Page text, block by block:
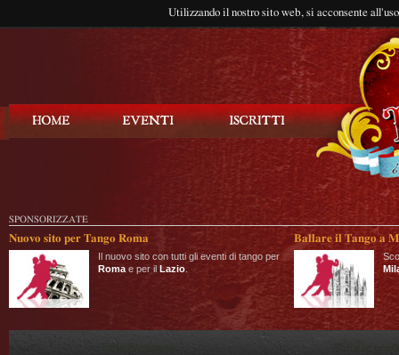
Utilizzando il nostro sito web, si acconsente
SPONSORIZZATE
Nuovo sito per Tango Roma
Il nuovo sito con tutti gli eventi di tango per
Roma e per il Lazio
Ballare il Tango a